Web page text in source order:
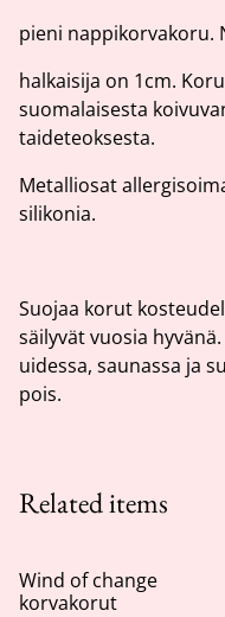
pieni nappikorvakoru.
halkaisija on 1cm.
suomalaisesta
taideteoksesta.
Metalliosat
silikonia.
Suojaa korut
säilyvät vuosia
uidessa, saunassa ja
pois.
Related items
Wind of change
korvakorut